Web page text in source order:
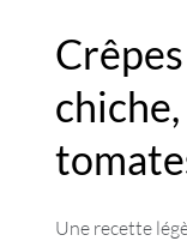
Une recette